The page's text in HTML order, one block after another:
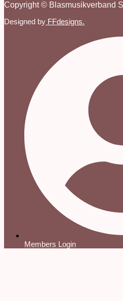
Copyright © Blasmusikverband
Designed by FFdesigns.
Members Login